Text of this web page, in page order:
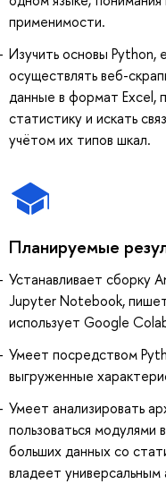
применимости.
Изучить основы Python,
осуществлять веб-
данные в формат Excel,
статистику и искать
учётом их типов шкал.
Планируемые
Устанавливает сборку
Jupyter Notebook,
использует Google
Умеет посредством
выгруженные
Умеет анализировать
пользоваться модулями
больших данных со
владеет